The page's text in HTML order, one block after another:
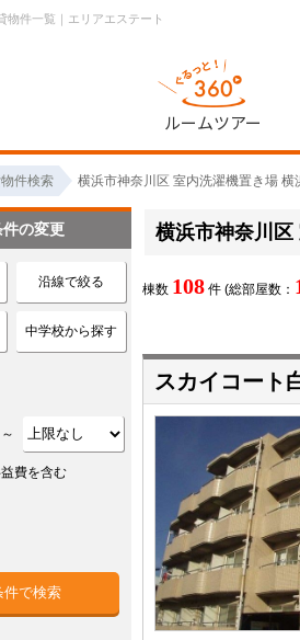
物件一覧｜エリアエステート
ルームツアー
件検索 横浜市神奈川区 室内洗濯機置き場
横浜市神奈川
棟数 108 件 (総部屋数：
スカイコート
の変更
沿線で絞る
中学校から探す
～
費を含む